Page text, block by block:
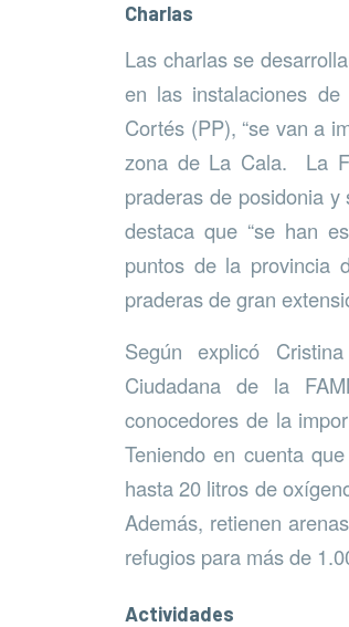
Charlas
Las charlas se
en las instalaciones
Cortés (PP), “se van a
zona de La Cala. La
praderas de posidonia
destaca que “se han
puntos de la provincia
praderas de gran
Según explicó
Ciudadana de la
conocedores de la
Teniendo en cuenta
hasta 20 litros de
Además, retienen
refugios para más de
Actividades